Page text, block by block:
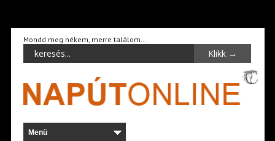
Mondd meg nékem, merre találom…